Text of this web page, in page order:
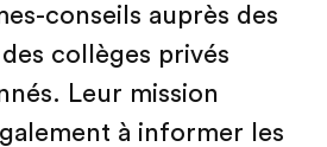
conseils auprès des
collèges privés
Leur mission
à informer les